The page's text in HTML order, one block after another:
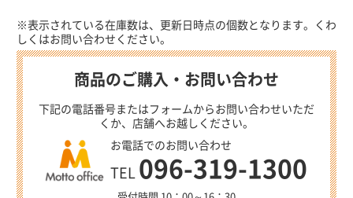
※表示されている在庫数は、更新日時点の個数となります。くわ
しくはお問い合わせください。
商品のご購入・お問い合わせ
下記の電話番号またはフォームからお問い合わせいただ
くか、店舗へお越しください。
お電話でのお問い合わせ
TEL 096-319-1300